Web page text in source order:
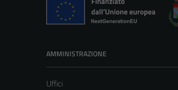
AMMINISTRAZIONE
Uffici